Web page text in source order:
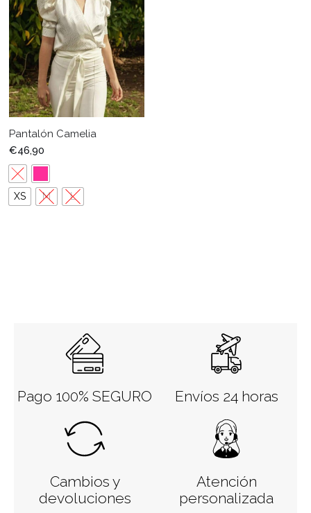
Pantalón Camelia
€46,90
XS M L
Pago 100% SEGURO Envíos 24 horas
Cambios y
devoluciones
Atención
personalizada